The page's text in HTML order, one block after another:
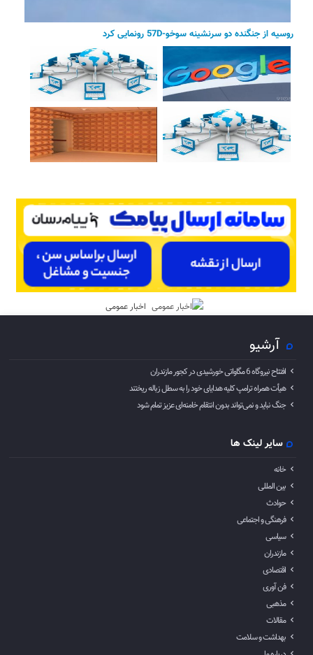
روسیه از جنگنده دو سرنشینه سوخو-57D رونمایی کرد
اخبار عمومی
آرشیو
افتتاح نیروگاه 6 مگاواتی خورشیدی در کجور مازندران
هیأت همراه ترامپ کلیه هدایای خود را به سطل زباله ریختند
جنگ نباید و نمی‌تواند بدون انتقام خامنه‌ای عزیز تمام شود
سایر لینک ها
خانه
بین المللی
حوادث
فرهنگی و اجتماعی
سیاسی
مازندران
اقتصادی
فن آوری
مذهبی
مقالات
بهداشت و سلامت